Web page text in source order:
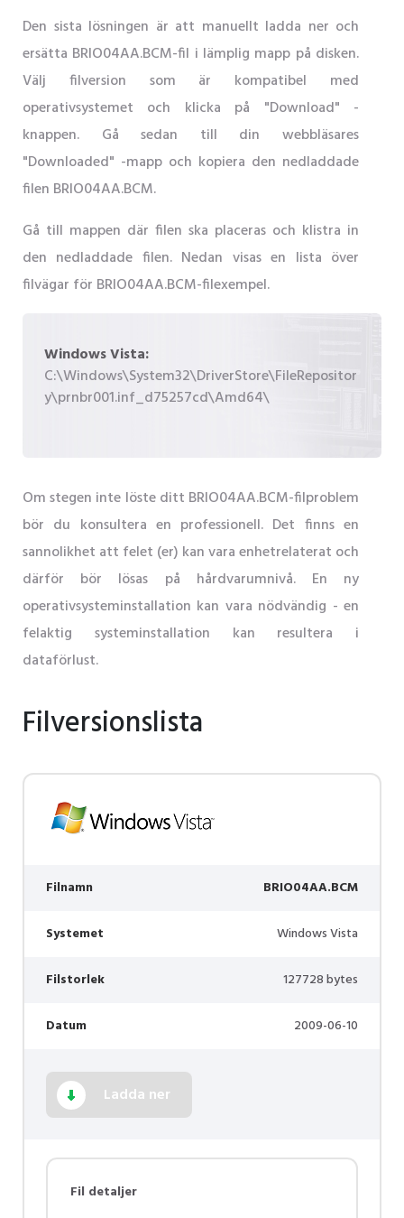
Den sista lösningen är att manuellt ladda ner och
ersätta BRIO04AA.BCM-fil i lämplig mapp på disken.
Välj filversion som är kompatibel med
operativsystemet och klicka på "Download" -
knappen. Gå sedan till din webbläsares
"Downloaded" -mapp och kopiera den nedladdade
filen BRIO04AA.BCM.
Gå till mappen där filen ska placeras och klistra in
den nedladdade filen. Nedan visas en lista över
filvägar för BRIO04AA.BCM-filexempel.
Windows Vista:
C:\Windows\System32\DriverStore\FileRepositor
y\prnbr001.inf_d75257cd\Amd64\
Om stegen inte löste ditt BRIO04AA.BCM-filproblem
bör du konsultera en professionell. Det finns en
sannolikhet att felet (er) kan vara enhetrelaterat och
därför bör lösas på hårdvarumnivå. En ny
operativsysteminstallation kan vara nödvändig - en
felaktig systeminstallation kan resultera i
dataförlust.
Filversionslista
Filnamn BRIO04AA.BCM
Systemet Windows Vista
Filstorlek 127728 bytes
Datum 2009-06-10
Ladda ner
Fil detaljer